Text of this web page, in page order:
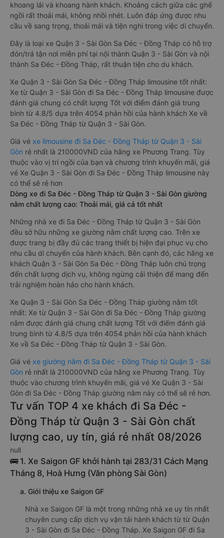
khoang lái và khoang hành khách. Khoảng cách giữa các ghế
ngồi rất thoải mái, không nhồi nhét. Luôn đáp ứng được nhu
cầu về sang trọng, thoải mái và tiện nghi trong việc di chuyển.
Đây là loại xe Quận 3 - Sài Gòn Sa Đéc - Đồng Tháp có hỗ trợ
đón/trả tận nơi miễn phí tại nội thành Quận 3 - Sài Gòn và nội
thành Sa Đéc - Đồng Tháp, rất thuận tiện cho du khách.
Xe Quận 3 - Sài Gòn Sa Đéc - Đồng Tháp limousine tốt nhất:
Xe từ Quận 3 - Sài Gòn đi Sa Đéc - Đồng Tháp limousine được
đánh giá chung có chất lượng Tốt với điểm đánh giá trung
bình từ 4.8/5 dựa trên 4054 phản hồi của hành khách Xe về
Sa Đéc - Đồng Tháp từ Quận 3 - Sài Gòn.
Giá vé xe limousine đi Sa Đéc - Đồng Tháp từ Quận 3 - Sài
Gòn rẻ nhất là 210000VND của hãng xe Phương Trang. Tùy
thuộc vào vị trí ngồi của bạn và chương trình khuyến mãi, giá
vé Xe Quận 3 - Sài Gòn đi Sa Đéc - Đồng Tháp limousine này
có thể sẽ rẻ hơn
Dòng xe đi Sa Đéc - Đồng Tháp từ Quận 3 - Sài Gòn giường
nằm chất lượng cao: Thoải mái, giá cả tốt nhất
Những nhà xe đi Sa Đéc - Đồng Tháp từ Quận 3 - Sài Gòn
đều sở hữu những xe giường nằm chất lượng cao. Trên xe
được trang bị đầy đủ các trang thiết bị hiện đại phục vụ cho
nhu cầu di chuyển của hành khách. Bên cạnh đó, các hãng xe
khách Quận 3 - Sài Gòn Sa Đéc - Đồng Tháp luôn chú trọng
đến chất lượng dịch vụ, không ngừng cải thiện để mang đến
trải nghiệm hoàn hảo cho hành khách.
Xe Quận 3 - Sài Gòn Sa Đéc - Đồng Tháp giường nằm tốt
nhất: Xe từ Quận 3 - Sài Gòn đi Sa Đéc - Đồng Tháp giường
nằm được đánh giá chung chất lượng Tốt với điểm đánh giá
trung bình từ 4.8/5 dựa trên 4054 phản hồi của hành khách
Xe về Sa Đéc - Đồng Tháp từ Quận 3 - Sài Gòn.
Giá vé xe giường nằm đi Sa Đéc - Đồng Tháp từ Quận 3 - Sài
Gòn rẻ nhất là 210000VND của hãng xe Phương Trang. Tùy
thuộc vào chương trình khuyến mãi, giá vé Xe Quận 3 - Sài
Gòn đi Sa Đéc - Đồng Tháp giường nằm này có thể sẽ rẻ hơn.
Tư vấn TOP 4 xe khách đi Sa Đéc -
Đồng Tháp từ Quận 3 - Sài Gòn chất
lượng cao, uy tín, giá rẻ nhất 08/2026
null
🚌 1. Xe Saigon GF khởi hành tại 283/31 Cách Mạng
Tháng 8, Hoà Hưng (Văn phòng Sài Gòn)
a. Giới thiệu xe Saigon GF
Nhà xe Saigon GF là một trong những nhà xe uy tín nhất
chuyên cung cấp dịch vụ vận tải hành khách từ từ Quận
3 - Sài Gòn đi Sa Đéc - Đồng Tháp. Xe Saigon GF đi Sa